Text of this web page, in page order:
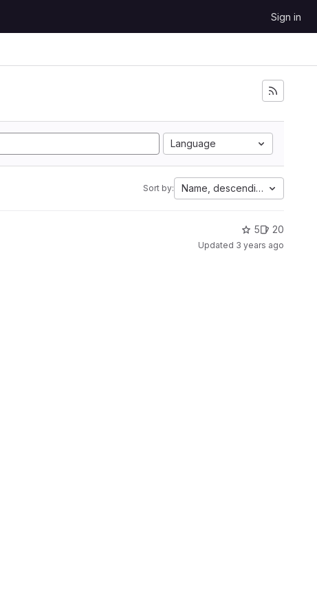
Sign in
Language
Sort by: Name, descending
5 20
Updated 3 years ago